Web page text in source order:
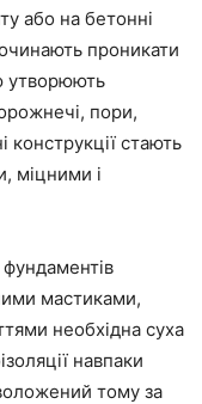
або на бетонні
проникати
утворюють
пори,
конструкції стають
міцними і
мастиками,
необхідна суха
навпаки
тому за